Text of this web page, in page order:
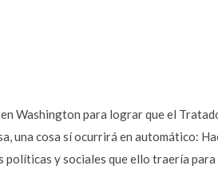
Washington para lograr que el
una cosa sí ocurrirá en automático:
y sociales que ello traería